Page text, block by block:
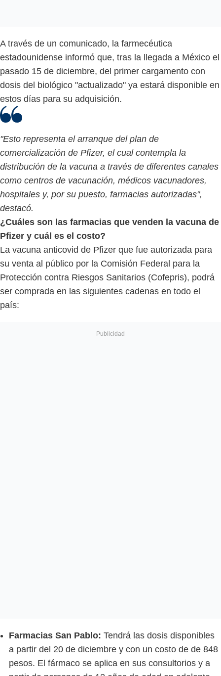
A través de un comunicado, la farmecéutica
estadounidense informó que, tras la llegada a México el
pasado 15 de diciembre, del primer cargamento con
dosis del biológico "actualizado" ya estará disponible en
estos días para su adquisición.
"Esto representa el arranque del plan de
comercialización de Pfizer, el cual contempla la
distribución de la vacuna a través de diferentes canales
como centros de vacunación, médicos vacunadores,
hospitales y, por su puesto, farmacias autorizadas",
destacó.
¿Cuáles son las farmacias que venden la vacuna de
Pfizer y cuál es el costo?
La vacuna anticovid de Pfizer que fue autorizada para
su venta al público por la Comisión Federal para la
Protección contra Riesgos Sanitarios (Cofepris), podrá
ser comprada en las siguientes cadenas en todo el
país:
Farmacias San Pablo: Tendrá las dosis disponibles
a partir del 20 de diciembre y con un costo de de 848
pesos. El fármaco se aplica en sus consultorios y a